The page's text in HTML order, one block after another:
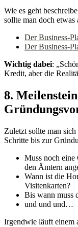
Wie es geht
sollte man doch
Der Business-
Der Business-
Wichtig dabei:
Kredit, aber die
8.
Zuletzt sollte man
Schritte bis zur
Muss noch eine
den Ämtern
Wann ist die
Visitenkarten?
Bis wann muss
und und und…
Irgendwie läuft einem